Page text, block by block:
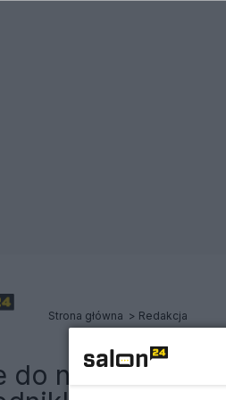
Strona główna Redakcja
do notki:Miller